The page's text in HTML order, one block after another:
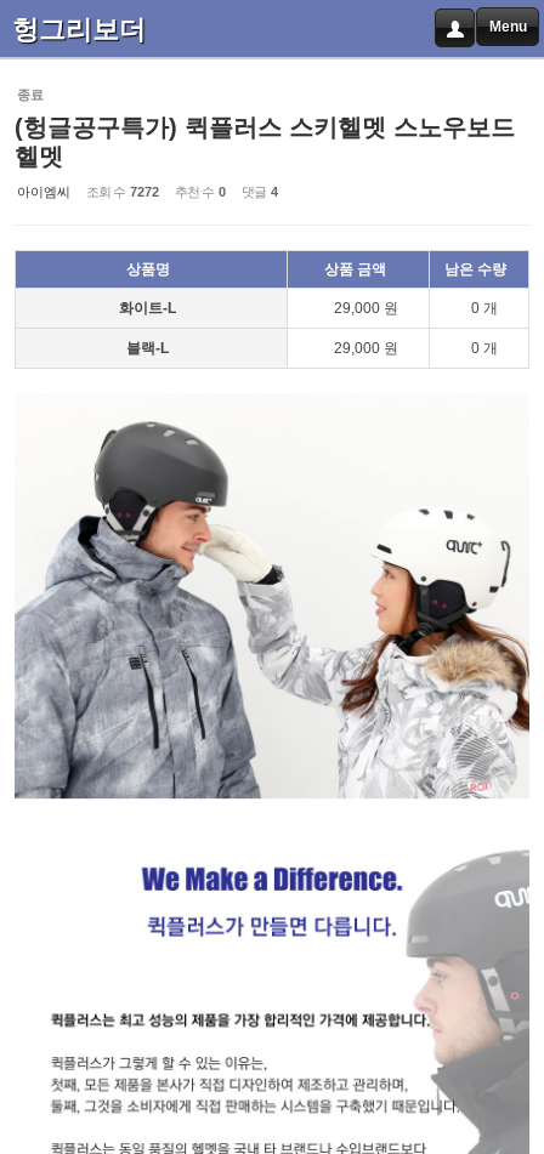
헝그리보더 Menu
종료
(헝글공구특가) 퀵플러스 스키헬멧 스노우보드
헬멧
아이엠씨 조회 수 7272 추천 수 0 댓글 4
상품명 상품 금액 남은 수량
화이트-L 29,000 원 0 개
블랙-L 29,000 원 0 개
Sketchbook5, 스케치북5
Sketchbook5, 스케치북5